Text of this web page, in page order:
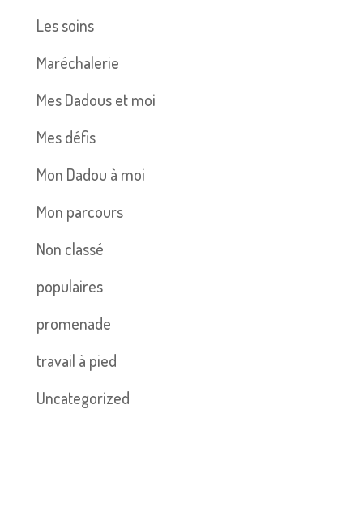
Les soins
Maréchalerie
Mes Dadous et moi
Mes défis
Mon Dadou à moi
Mon parcours
Non classé
populaires
promenade
travail à pied
Uncategorized